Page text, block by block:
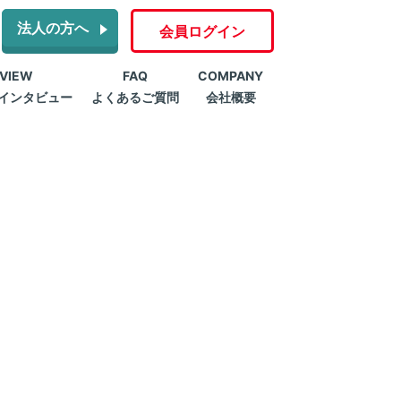
法人の方へ 会員ログイン
ンタビュー
FAQ
よくあるご質問
COMPANY
会社概要